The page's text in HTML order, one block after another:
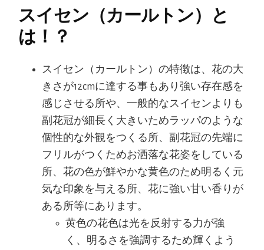
スイセン（カールトン）と
は！？
スイセン（カールトン）の特徴は、花の大
きさが12cmに達する事もあり強い存在感を
感じさせる所や、一般的なスイセンよりも
副花冠が細長く大きいためラッパのような
個性的な外観をつくる所、副花冠の先端に
フリルがつくためお洒落な花姿をしている
所、花の色が鮮やかな黄色のため明るく元
気な印象を与える所、花に強い甘い香りが
ある所等にあります。
黄色の花色は光を反射する力が強
く、明るさを強調するため輝くよう